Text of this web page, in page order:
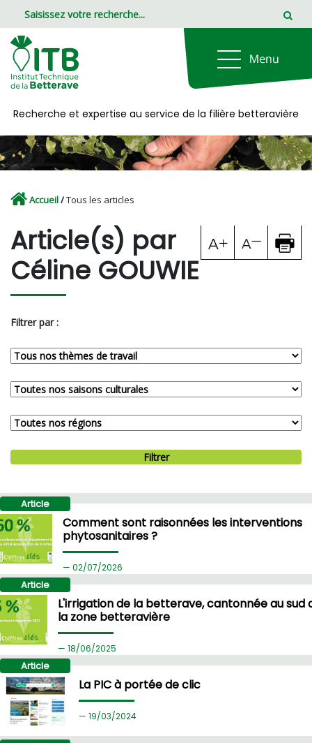
Recherche et expertise au service de la filière betteravière
Accueil/Tous les articles
Article(s) par
Céline GOUWIE
Filtrer par :
Filtrer
Article
Comment sont raisonnées les interventions
phytosanitaires ?
02/07/2026
Article
L'irrigation de la betterave, cantonnée au sud
la zone betteravière
18/06/2025
Article
La PIC à portée de clic
19/03/2024
Panneau de gestion des cookies